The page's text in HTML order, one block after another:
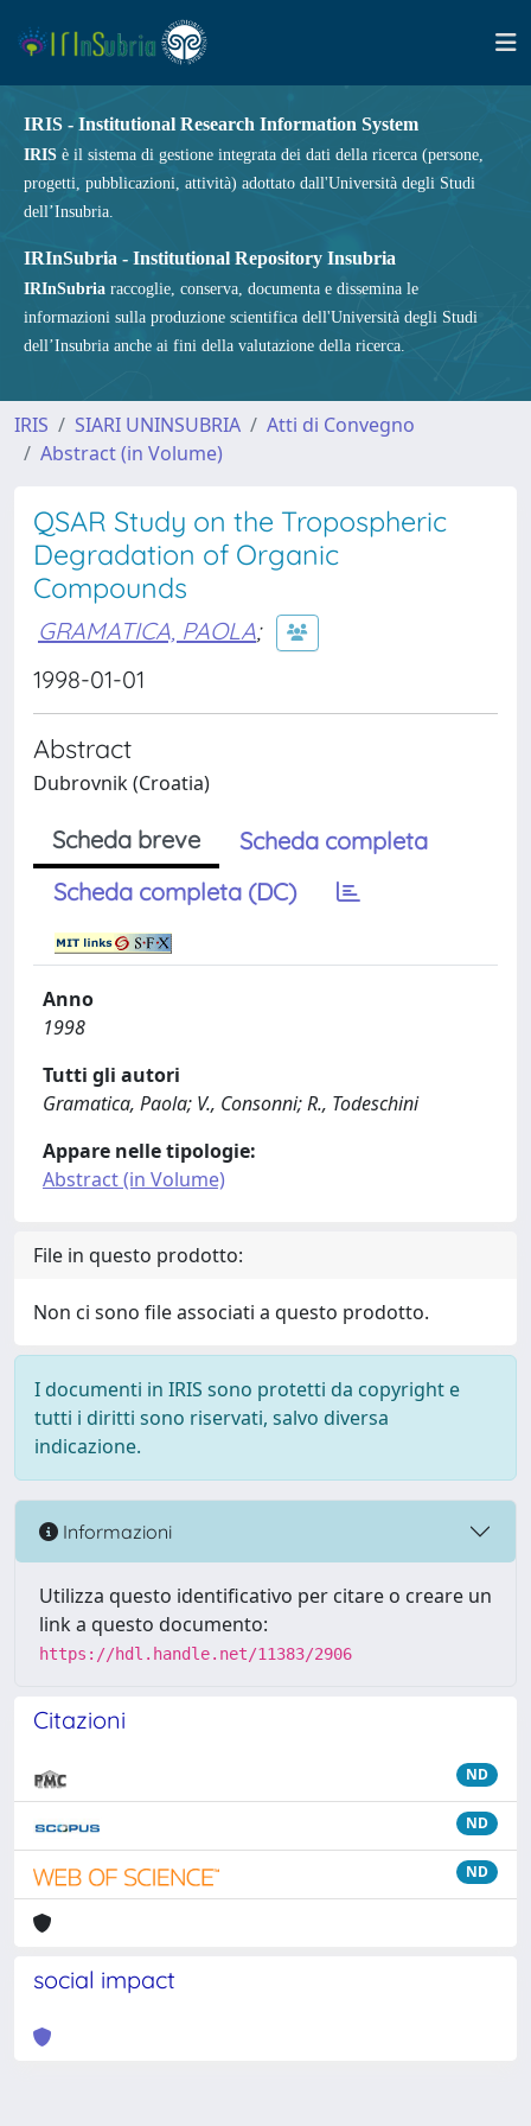
IRIS - Institutional Research Information System
IRIS è il sistema di gestione integrata dei dati della ricerca (persone,
progetti, pubblicazioni, attività) adottato dall'Università degli Studi
dell’Insubria.
IRInSubria - Institutional Repository Insubria
IRInSubria raccoglie, conserva, documenta e dissemina le
informazioni sulla produzione scientifica dell'Università degli Studi
dell’Insubria anche ai fini della valutazione della ricerca.
IRIS SIARI UNINSUBRIA
Atti di Convegno
Abstract (in Volume)
QSAR Study on the Tropospheric
Degradation of Organic
Compounds
GRAMATICA, PAOLA;
1998-01-01
Abstract
Dubrovnik (Croatia)
Scheda breve
Scheda completa
Scheda completa (DC)
Anno
1998
Tutti gli autori
Gramatica, Paola; V., Consonni; R., Todeschini
Appare nelle tipologie:
Abstract (in Volume)
File in questo prodotto:
Non ci sono file associati a questo prodotto.
I documenti in IRIS sono protetti da copyright e
tutti i diritti sono riservati, salvo diversa
indicazione.
Informazioni
Utilizza questo identificativo per citare o creare un
link a questo documento:
https://hdl.handle.net/11383/2906
Citazioni
ND
ND
ND
social impact